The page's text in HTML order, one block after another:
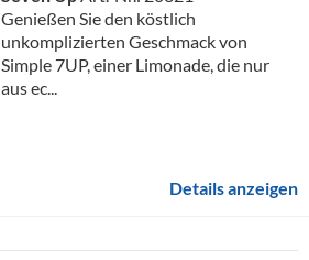
Genießen Sie den köstlich
unkomplizierten Geschmack von
Simple 7UP, einer Limonade, die nur
aus ec...
Details anzeigen